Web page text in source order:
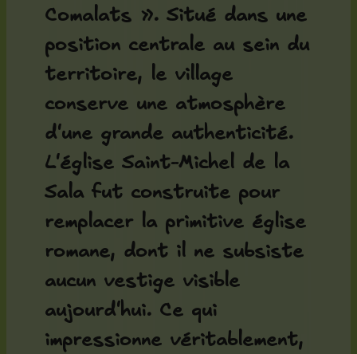
Comalats ». Situé dans une
position centrale au sein du
territoire, le village
conserve une atmosphère
d'une grande authenticité.
L'église Saint-Michel de la
Salafut construite pour
remplacer la primitive église
romane, dont il ne subsiste
aucun vestige visible
aujourd'hui. Ce qui
impressionne véritablement,